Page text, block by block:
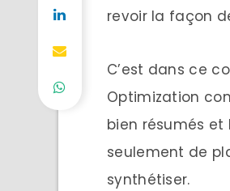
revoir la façon
C’est dans ce
Optimization
bien résumés et
seulement de
synthétiser.